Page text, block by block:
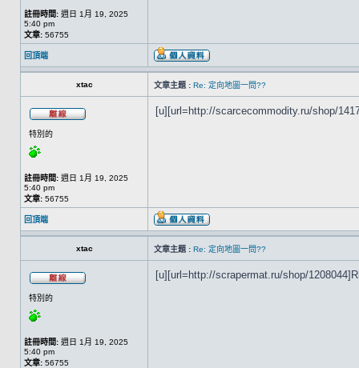
註冊時間: 週日 1月 19, 2025
5:40 pm
文章: 56755
回頂端
xtac 文章主題 : Re: 定向地圖一問??
特別的
註冊時間: 週日 1月 19, 2025
5:40 pm
文章: 56755
[u][url=http://scarcecommodity.ru/shop/
回頂端
xtac 文章主題 : Re: 定向地圖一問??
特別的
註冊時間: 週日 1月 19, 2025
5:40 pm
文章: 56755
[u][url=http://scrapermat.ru/shop/